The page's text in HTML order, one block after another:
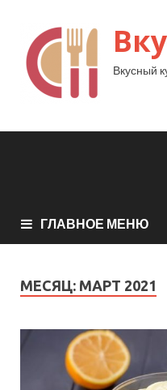
Вкусный
ГЛАВНОЕ МЕНЮ
МЕСЯЦ: МАРТ 2021